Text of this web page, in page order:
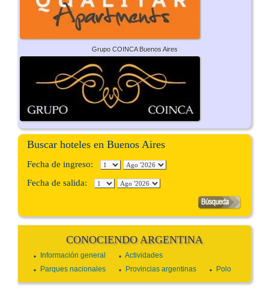
Grupo COINCA Buenos Aires
Buscar hoteles en Buenos Aires
Fecha de ingreso:
Fecha de salida:
CONOCIENDO ARGENTINA
Información general
Actividades
Parques nacionales
Provincias argentinas Polo